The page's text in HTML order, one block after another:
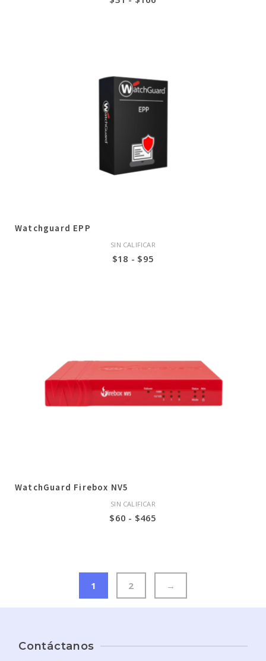
$166
Watchguard EPP
SIN CALIFICAR
$18 - $95Rango
WatchGuard Firebox NV5
SIN CALIFICAR
$60 - $465
$60
hasta
1 2 →
Contáctanos